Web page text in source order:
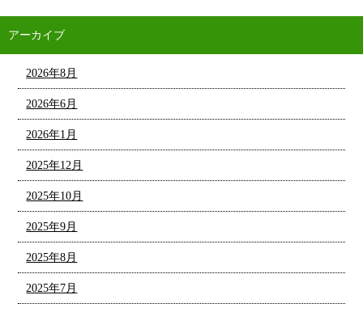
アーカイブ
2026年8月
2026年6月
2026年1月
2025年12月
2025年10月
2025年9月
2025年8月
2025年7月